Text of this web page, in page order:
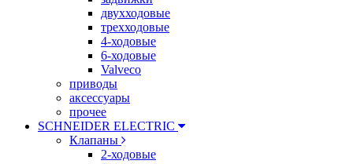
двухходовые
трехходовые
4-ходовые
6-ходовые
Valveco
приводы
аксессуары
прочее
SCHNEIDER ELECTRIC
Клапаны
2-ходовые